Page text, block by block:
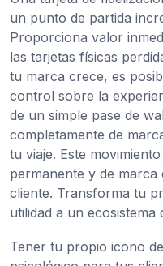
un punto de partida
Proporciona valor
las tarjetas físicas
tu marca crece, es
control sobre la
de un simple pase de
completamente de
tu viaje. Este
permanente y de marca
cliente. Transforma tu
utilidad a un ecosistema
Tener tu propio icono